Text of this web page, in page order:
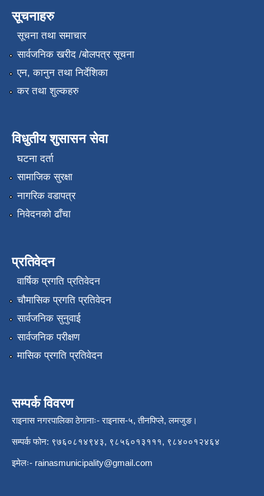
सूचनाहरु
सूचना तथा समाचार
सार्वजनिक खरीद /बोलपत्र सूचना
एन, कानुन तथा निर्देशिका
कर तथा शुल्कहरु
विधुतीय शुसासन सेवा
घटना दर्ता
सामाजिक सुरक्षा
नागरिक वडापत्र
निवेदनको ढाँचा
प्रतिवेदन
वार्षिक प्रगति प्रतिवेदन
चौमासिक प्रगति प्रतिवेदन
सार्वजनिक सुनुवाई
सार्वजनिक परीक्षण
मासिक प्रगति प्रतिवेदन
सम्पर्क विवरण
राइनास नगरपालिका ठेगानाः- राइनास-५, तीनपिप्ले, लमजुङ।
सम्पर्क फोन: ९७६०८१४९४३, ९८५६०१३१११, ९८४००१२४६४
इमेलः- rainasmunicipality@gmail.com